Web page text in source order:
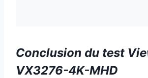
Conclusion du test
VX3276-4K-MHD